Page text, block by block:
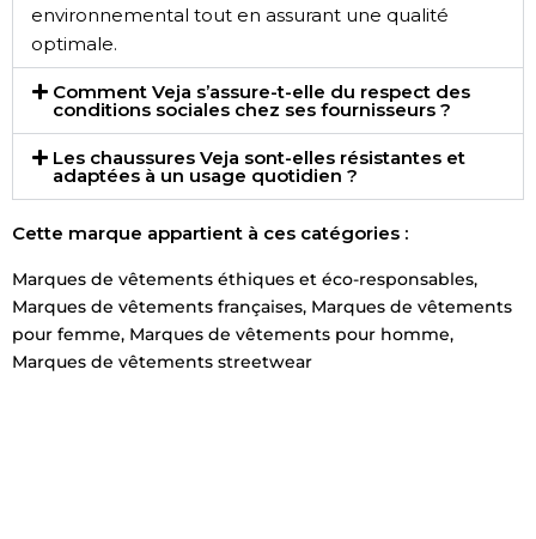
environnemental tout en assurant une qualité
optimale.
Comment Veja s’assure-t-elle du respect des
conditions sociales chez ses fournisseurs ?
Les chaussures Veja sont-elles résistantes et
adaptées à un usage quotidien ?
Cette marque appartient à ces catégories :
Marques de vêtements éthiques et éco-responsables,
Marques de vêtements françaises, Marques de vêtements
pour femme, Marques de vêtements pour homme,
Marques de vêtements streetwear